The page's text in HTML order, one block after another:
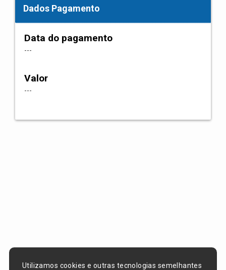
Dados Pagamento
Data do pagamento
---
Valor
---
Utilizamos cookies e outras tecnologias semelhantes